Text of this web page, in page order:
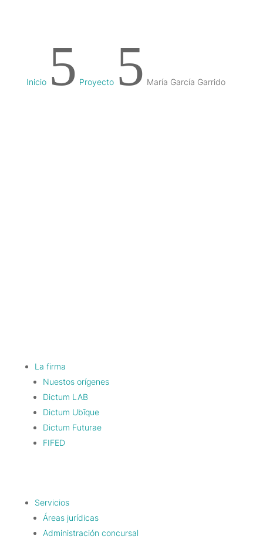
Inicio 5 Proyecto 5 María García Garrido
La firma
Nuestos orígenes
Dictum LAB
Dictum Ubīque
Dictum Futurae
FIFED
Servicios
Áreas jurídicas
Administración concursal